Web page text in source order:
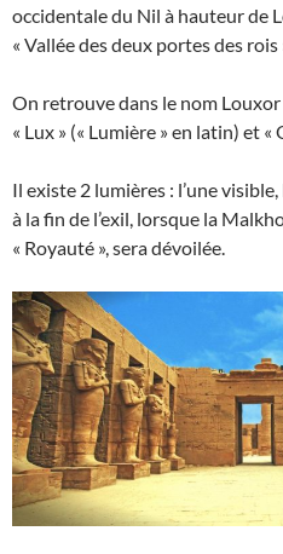
occidentale du Nil à hauteur de
« Vallée des deux portes des rois
On retrouve dans le nom
« Lux » (« Lumière » en latin) et
Il existe 2 lumières : l’une
à la fin de l’exil, lorsque la
« Royauté », sera dévoilée.